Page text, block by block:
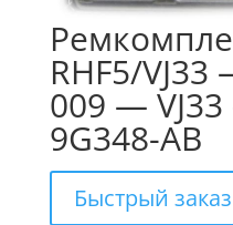
RHF5/
009 —
9G348-AB
Быстрый заказ